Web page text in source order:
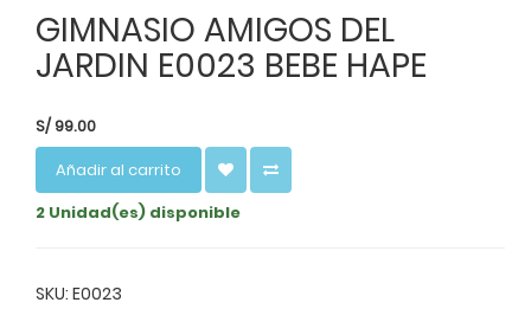
GIMNASIO AMIGOS DEL
JARDIN E0023 BEBE HAPE
S/99.00
Añadir al carrito
2 Unidad(es) disponible
SKU: E0023